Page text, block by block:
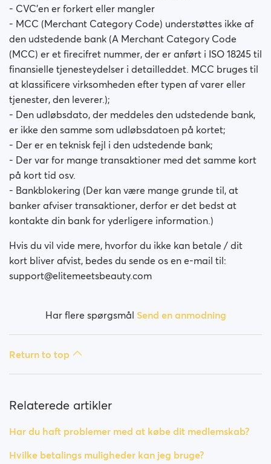
Jeg kan ikke betale / kortet bliver afvist
Betalt men fik ikke premium (Neteller / ApplePay /
GooglePay)
Hvordan afslutter man prænumerationen ved Apple
Payment?
- CVC'en er forkert eller mangler
- MCC (Merchant Category Code) understøttes ikke af
den udstedende bank (A Merchant Category Code
(MCC) er et firecifret nummer, der er anført i ISO 18245 til
finansielle tjenesteydelser i detailleddet. MCC bruges til
at klassificere virksomheden efter typen af ​​varer eller
tjenester, den leverer.);
- Den udløbsdato, der meddeles den udstedende bank,
er ikke den samme som udløbsdatoen på kortet;
- Der er en teknisk fejl i den udstedende bank;
- Der var for mange transaktioner med det samme kort
på kort tid osv.
- Bankblokering (Der kan være mange grunde til, at
banker afviser transaktioner, derfor er det bedst at
kontakte din bank for yderligere information.)
Hvis du vil vide mere, hvorfor du ikke kan betale / dit
kort bliver afvist, bedes du sende os en e-mail til:
support@elitemeetsbeauty.com
Har flere spørgsmål Send en anmodning
Return to top
Relaterede artikler
Har du haft problemer med at købe dit medlemskab?
Hvilke betalings muligheder kan jeg bruge?